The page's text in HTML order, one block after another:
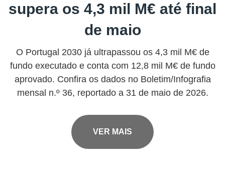
supera os 4,3 mil M€ até final
de maio
O Portugal 2030 já ultrapassou os 4,3 mil M€ de
fundo executado e conta com 12,8 mil M€ de fundo
aprovado. Confira os dados no Boletim/Infografia
mensal n.º 36, reportado a 31 de maio de 2026.
VER MAIS